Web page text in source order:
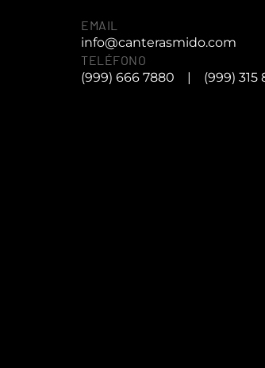
EMAIL
info@canterasmido.com
TELÉFONO
(999) 666 7880
| (999) 315